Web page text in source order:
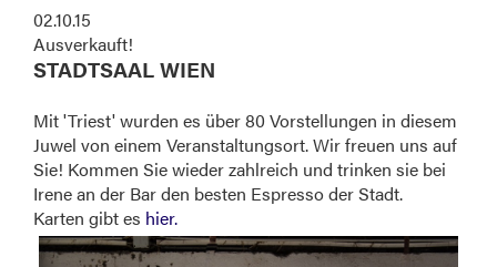
02.10.15
Ausverkauft!
STADTSAAL WIEN
Mit 'Triest' wurden es über 80 Vorstellungen in diesem
Juwel von einem Veranstaltungsort. Wir freuen uns auf
Sie! Kommen Sie wieder zahlreich und trinken sie bei
Irene an der Bar den besten Espresso der Stadt.
Karten gibt es hier.